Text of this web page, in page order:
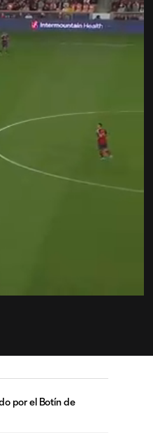
por el Botín de